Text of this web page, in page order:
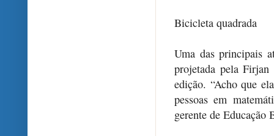
Bicicleta quadrada
Uma das principais
projetada pela
edição. “Acho que
pessoas em
gerente de